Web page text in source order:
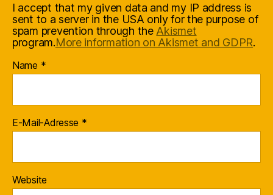
I accept that my given data and my IP address is
sent to a server in the USA only for the purpose of
spam prevention through the Akismet
program.More information on Akismet and GDPR.
Name *
E-Mail-Adresse *
Website